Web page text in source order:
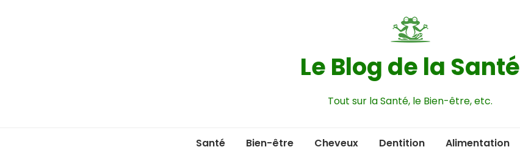
Le Blog de la Santé
Tout sur la Santé, le Bien-être, etc.
Santé Bien-être Cheveux Dentition Alimentation